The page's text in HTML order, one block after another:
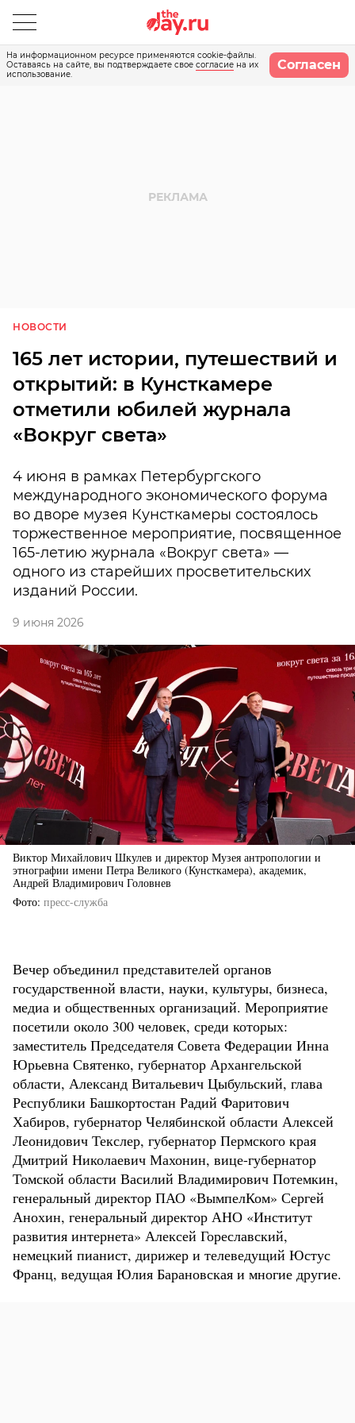
На информационном ресурсе применяются cookie-файлы.
Оставаясь на сайте, вы подтверждаете свое согласие на их
использование.
Согласен
НОВОСТИ
165 лет истории, путешествий и
открытий: в Кунсткамере
отметили юбилей журнала
«Вокруг света»
4 июня в рамках Петербургского
международного экономического форума
во дворе музея Кунсткамеры состоялось
торжественное мероприятие, посвященное
165-летию журнала «Вокруг света» —
одного из старейших просветительских
изданий России.
9 июня 2026
Виктор Михайлович Шкулев и директор Музея антропологии и
этнографии имени Петра Великого (Кунсткамера), академик,
Андрей Владимирович Головнев
Фото пресс-служба
Вечер объединил представителей органов
государственной власти, науки, культуры, бизнеса,
медиа и общественных организаций. Мероприятие
посетили около 300 человек, среди которых:
заместитель Председателя Совета Федерации Инна
Юрьевна Святенко, губернатор Архангельской
области, Александ Витальевич Цыбульский, глава
Республики Башкортостан Радий Фаритович
Хабиров, губернатор Челябинской области Алексей
Леонидович Текслер, губернатор Пермского края
Дмитрий Николаевич Махонин, вице-губернатор
Томской области Василий Владимирович Потемкин,
генеральный директор ПАО «ВымпелКом» Сергей
Анохин, генеральный директор АНО «Институт
развития интернета» Алексей Гореславский,
немецкий пианист, дирижер и телеведущий Юстус
Франц, ведущая Юлия Барановская и многие другие.